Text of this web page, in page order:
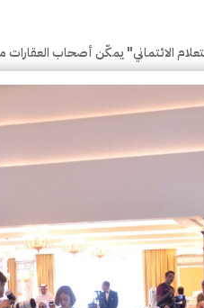
الائتماني" يمكّن أصحاب العقارات